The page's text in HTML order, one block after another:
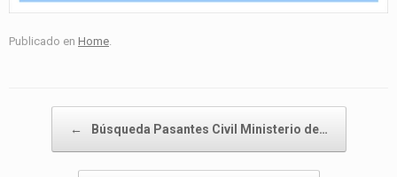
Publicado en Home
← Búsqueda Pasantes Civil Ministerio de…